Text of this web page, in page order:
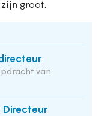
groot.
van
Directeur